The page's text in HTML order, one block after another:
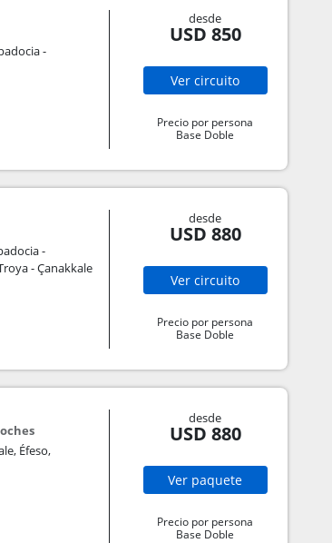
-
desde
USD 850
Vercircuito
Precio por persona
Base Doble
-
- Çanakkale
desde
USD 880
Vercircuito
Precio por persona
Base Doble
Éfeso,
desde
USD 880
Ver paquete
Precio por persona
Base Doble